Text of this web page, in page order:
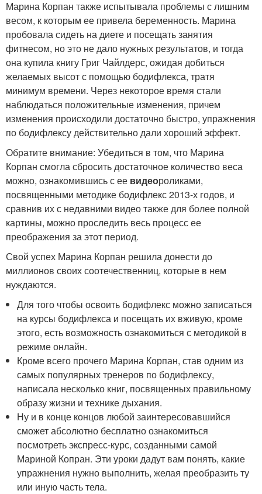
Марина Корпан также испытывала проблемы с лишним
весом, к которым ее привела беременность. Марина
пробовала сидеть на диете и посещать занятия
фитнесом, но это не дало нужных результатов, и тогда
она купила книгу Григ Чайлдерс, ожидая добиться
желаемых высот с помощью бодифлекса, тратя
минимум времени. Через некоторое время стали
наблюдаться положительные изменения, причем
изменения происходили достаточно быстро, упражнения
по бодифлексу действительно дали хороший эффект.
Обратите внимание: Убедиться в том, что Марина
Корпан смогла сбросить достаточное количество веса
можно, ознакомившись с ее видеороликами,
посвященными методике бодифлекс 2013-х годов, и
сравнив их с недавними видео также для более полной
картины, можно проследить весь процесс ее
преображения за этот период.
Свой успех Марина Корпан решила донести до
миллионов своих соотечественниц, которые в нем
нуждаются.
Для того чтобы освоить бодифлекс можно записаться
на курсы бодифлекса и посещать их вживую, кроме
этого, есть возможность ознакомиться с методикой в
режиме онлайн.
Кроме всего прочего Марина Корпан, став одним из
самых популярных тренеров по бодифлексу,
написала несколько книг, посвященных правильному
образу жизни и технике дыхания.
Ну и в конце концов любой заинтересовавшийся
сможет абсолютно бесплатно ознакомиться
посмотреть экспресс-курс, созданными самой
Мариной Копран. Эти уроки дадут вам понять, какие
упражнения нужно выполнить, желая преобразить ту
или иную часть тела.